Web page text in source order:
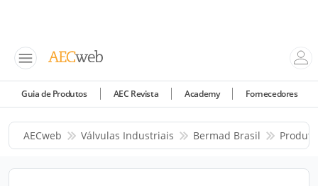
Guia de Produtos AEC Revista Academy Fornecedores
AECweb Válvulas Industriais Bermad Brasil